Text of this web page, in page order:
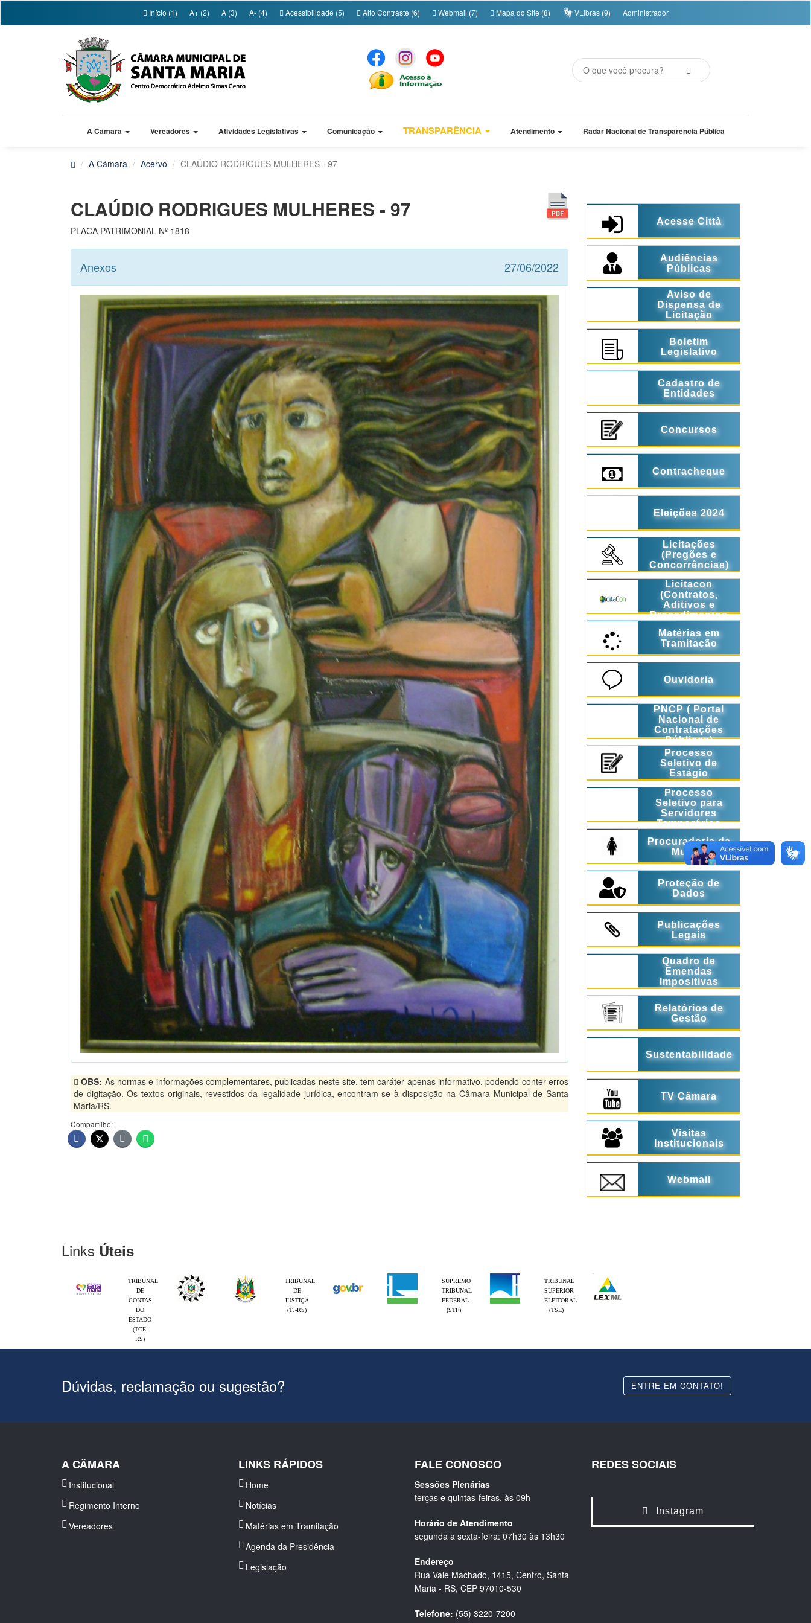
Início (1) A+ (2) A (3) A- (4) Acessibilidade (5) Alto Contraste (6) Webmail (7) Mapa do Site (8) VLibras (9) Administrador
A Câmara Vereadores Atividades Legislativas Comunicação TRANSPARÊNCIA Atendimento Radar Nacional de Transparência Pública
A Câmara Acervo CLAÚDIO RODRIGUES MULHERES - 97
CLAÚDIO RODRIGUES MULHERES - 97
PLACA PATRIMONIAL Nº 1818
Anexos 27/06/2022
OBS: As normas e informações complementares, publicadas neste site, tem caráter apenas informativo, podendo conter erros
de digitação. Os textos originais, revestidos da legalidade jurídica, encontram-se à disposição na Câmara Municipal de Santa
Maria/RS.
Compartilhe:
Acesse Città
Audiências
Públicas
Aviso de
Dispensa de
Licitação
Boletim
Legislativo
Cadastro de
Entidades
Concursos
Contracheque
Eleições 2024
Licitações
(Pregões e
Concorrências)
Licitacon
(Contratos,
Aditivos e
Procedimentos
Matérias em
Tramitação
Ouvidoria
PNCP ( Portal
Nacional de
Contratações
Públicas)
Processo
Seletivo de
Estágio
Processo
Seletivo para
Servidores
Temporários
Procuradoria da
Mulher
Proteção de
Dados
Publicações
Legais
Quadro de
Emendas
Impositivas
Relatórios de
Gestão
Sustentabilidade
TV Câmara
Visitas
Institucionais
Webmail
Links Úteis
TRIBUNAL
DE
CONTAS
DO
ESTADO
(TCE-
RS)
TRIBUNAL
DE
JUSTIÇA
(TJ-RS)
SUPREMO
TRIBUNAL
FEDERAL
(STF)
TRIBUNAL
SUPERIOR
ELEITORAL
(TSE)
Dúvidas, reclamação ou sugestão? ENTRE EM CONTATO!
A CÂMARA
Institucional
Regimento Interno
Vereadores
LINKS RÁPIDOS
Home
Notícias
Matérias em Tramitação
Agenda da Presidência
Legislação
FALE CONOSCO
Sessões Plenárias
terças e quintas-feiras, às 09h
Horário de Atendimento
segunda a sexta-feira: 07h30 às 13h30
Endereço
Rua Vale Machado, 1415, Centro, Santa
Maria - RS, CEP 97010-530
Telefone: (55) 3220-7200
REDES SOCIAIS
Instagram